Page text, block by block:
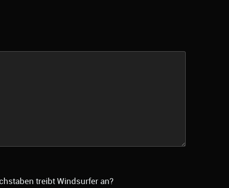
treibt Windsurfer an?